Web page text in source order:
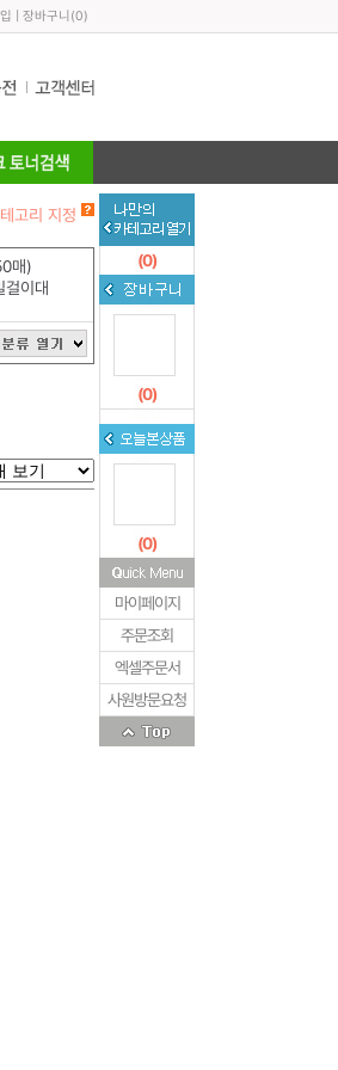
장바구니 (0)
고리 지정
매)
걸이대
(0)
(0)
(0)
마이페이지
주문조회
엑셀주문서
사원방문요청